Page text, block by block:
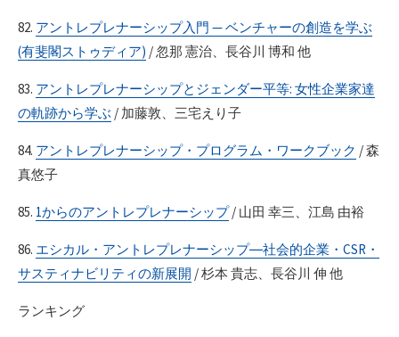
82. アントレプレナーシップ入門 — ベンチャーの創造を学ぶ
(有斐閣ストゥディア) / 忽那 憲治、長谷川 博和 他
83. アントレプレナーシップとジェンダー平等: 女性企業家達
の軌跡から学ぶ / 加藤敦、三宅えり子
84. アントレプレナーシップ・プログラム・ワークブック / 森
真悠子
85. 1からのアントレプレナーシップ/ 山田 幸三、江島 由裕
86. エシカル・アントレプレナーシップ―社会的企業・CSR・
サスティナビリティの新展開 / 杉本 貴志、長谷川 伸 他
ランキング